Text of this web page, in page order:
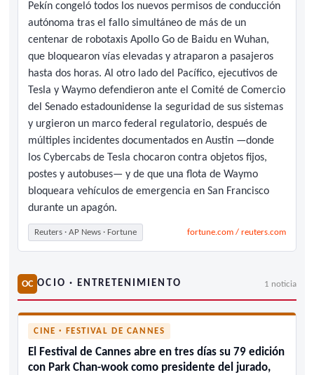
Pekín congeló todos los nuevos permisos de conducción
autónoma tras el fallo simultáneo de más de un
centenar de robotaxis Apollo Go de Baidu en Wuhan,
que bloquearon vías elevadas y atraparon a pasajeros
hasta dos horas. Al otro lado del Pacífico, ejecutivos de
Tesla y Waymo defendieron ante el Comité de Comercio
del Senado estadounidense la seguridad de sus sistemas
y urgieron un marco federal regulatorio, después de
múltiples incidentes documentados en Austin —donde
los Cybercabs de Tesla chocaron contra objetos fijos,
postes y autobuses— y de que una flota de Waymo
bloqueara vehículos de emergencia en San Francisco
durante un apagón.
Reuters · AP News · Fortune fortune.com / reuters.com
OC OCIO · ENTRETENIMIENTO 1 noticia
CINE · FESTIVAL DE CANNES
El Festival de Cannes abre en tres días su 79 edición
con Park Chan-wook como presidente del jurado,